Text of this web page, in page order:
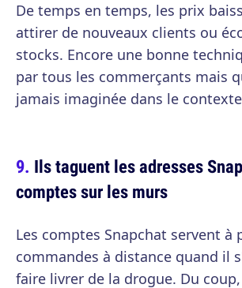
De temps en temps, les prix
attirer de nouveaux clients ou
stocks. Encore une bonne
par tous les commerçants mais
jamais imaginée dans le
Ils taguent les adresses
comptes sur les murs
Les comptes Snapchat servent à
commandes à distance quand il
faire livrer de la drogue. Du